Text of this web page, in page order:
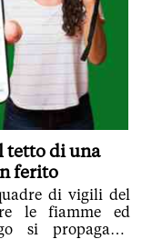
tetto di una
ferito
di vigili del
le fiamme ed
si propagasse